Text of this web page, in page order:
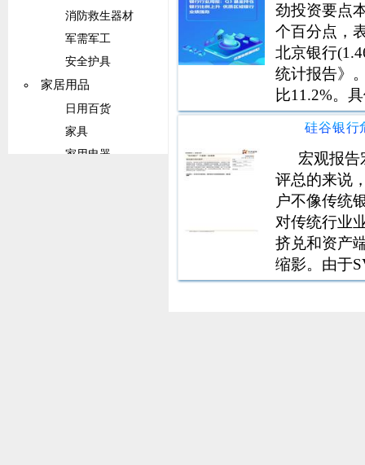
消防救生器材
军需军工
安全护具
家居用品
日用百货
家具
家用电器
劲投资要点
个百分点，
北京银行
统计报告》
比11.2%。
长期贷款同
41.4%；房
硅谷银行
宏观报告
评总的来说
户不像传统
对传统行业
挤兑和资产
缩影。由于
管反应迅速